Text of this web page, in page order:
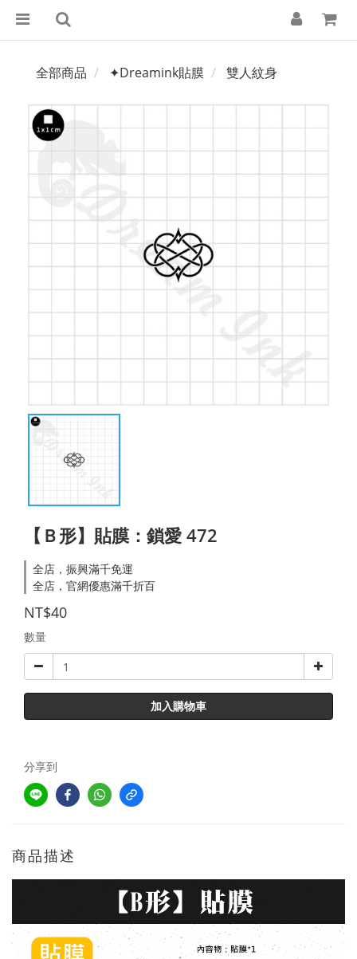
全部商品 ✦Dreamink貼膜 雙人紋身
【Ｂ形】貼膜：鎖愛 472
全店，振興滿千免運
全店，官網優惠滿千折百
NT$40
數量
加入購物車
分享到
商品描述